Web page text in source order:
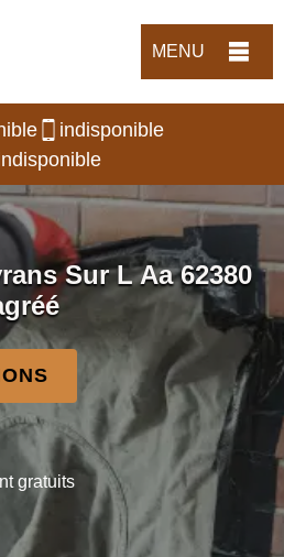
MENU
indisponible
Sur L Aa 62380
gratuits